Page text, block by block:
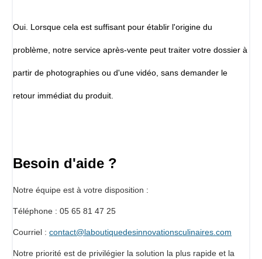
Oui. Lorsque cela est suffisant pour établir l'origine du
problème, notre service après-vente peut traiter votre dossier à
partir de photographies ou d'une vidéo, sans demander le
retour immédiat du produit.
Besoin d'aide ?
Notre équipe est à votre disposition :
Téléphone : 05 65 81 47 25
Courriel : contact@laboutiquedesinnovationsculinaires.com
Notre priorité est de privilégier la solution la plus rapide et la